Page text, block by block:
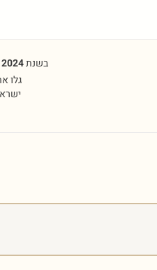
בשנת2024
גלו